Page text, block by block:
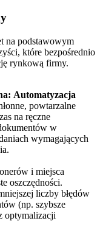
na podstawowym
które bezpośrednio
rynkową firmy.
Automatyzacja
powtarzalne
na ręczne
w
wymagających
i miejsca
oszczędności.
liczby błędów
(np. szybsze
optymalizacji